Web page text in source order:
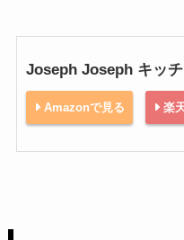
Joseph Joseph キッ
Amazonで見る 楽